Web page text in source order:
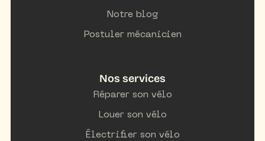
Notre blog
Postuler mécanicien
Nos services
Réparer son vélo
Louer son vélo
Électrifier son vélo